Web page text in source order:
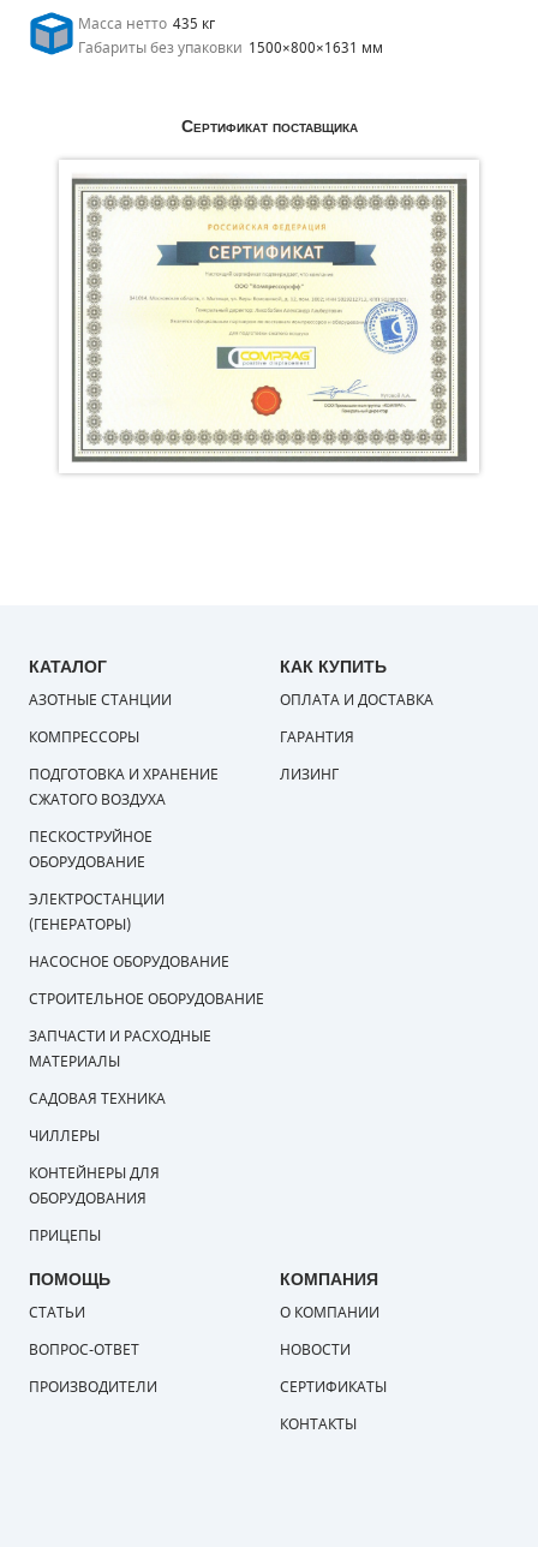
Масса нетто 435 кг
Габариты без упаковки 1500×800×1631 мм
Сертификат поставщика
КАТАЛОГ
АЗОТНЫЕ СТАНЦИИ
КОМПРЕССОРЫ
ПОДГОТОВКА И ХРАНЕНИЕ
СЖАТОГО ВОЗДУХА
ПЕСКОСТРУЙНОЕ
ОБОРУДОВАНИЕ
ЭЛЕКТРОСТАНЦИИ
(ГЕНЕРАТОРЫ)
НАСОСНОЕ ОБОРУДОВАНИЕ
СТРОИТЕЛЬНОЕ ОБОРУДОВАНИЕ
ЗАПЧАСТИ И РАСХОДНЫЕ
МАТЕРИАЛЫ
САДОВАЯ ТЕХНИКА
ЧИЛЛЕРЫ
КОНТЕЙНЕРЫ ДЛЯ
ОБОРУДОВАНИЯ
ПРИЦЕПЫ
КАК КУПИТЬ
ОПЛАТА И ДОСТАВКА
ГАРАНТИЯ
ЛИЗИНГ
ПОМОЩЬ
СТАТЬИ
ВОПРОС-ОТВЕТ
ПРОИЗВОДИТЕЛИ
КОМПАНИЯ
О КОМПАНИИ
НОВОСТИ
СЕРТИФИКАТЫ
КОНТАКТЫ